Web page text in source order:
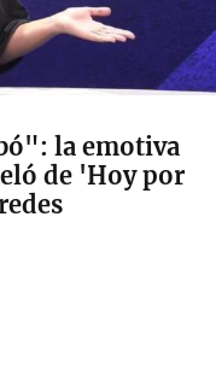
la emotiva
de 'Hoy por